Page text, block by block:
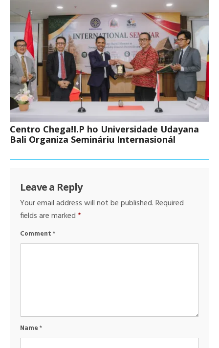
Centro Chega!I.P ho Universidade Udayana
Bali Organiza Semináriu Internasionál
Leave a Reply
Your email address will not be published.Required
fields are marked*
Comment*
Name*